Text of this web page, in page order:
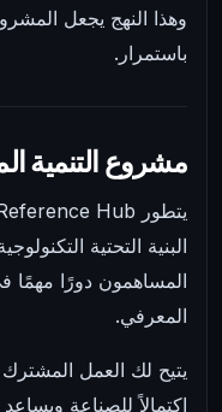
وهذا النهج يجعل
باستمرار.
مشروع التنمية
المساهمون دورًا مهمًا
المعرفي.
يتيح لك العمل
اكتمالاً للصناعة